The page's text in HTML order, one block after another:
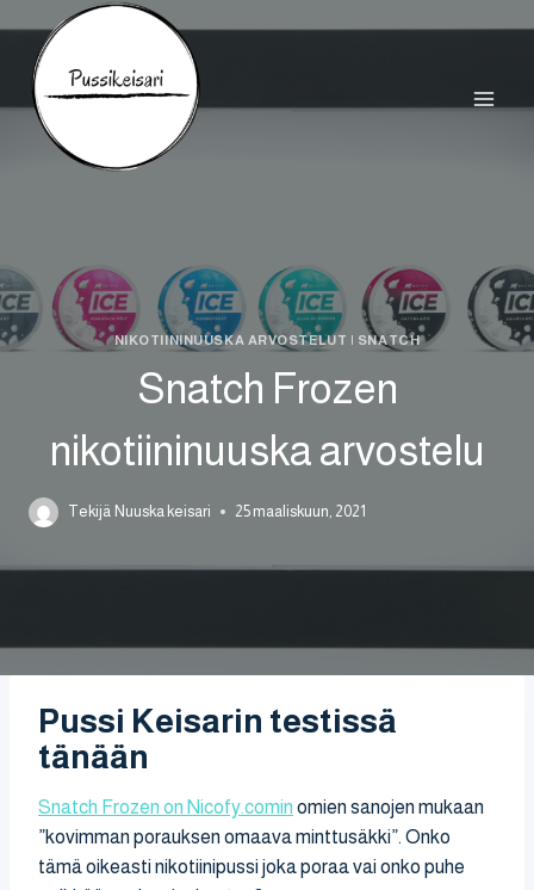
sisältöön
NIKOTIININUUSKA ARVOSTELUT SNATCH
Snatch Frozen
nikotiininuuska arvostelu
Tekijä Nuuska keisari 25 maaliskuun, 2021
Pussi Keisarin testissä
tänään
Snatch Frozen on Nicofy.comin omien sanojen mukaan
”kovimman porauksen omaava minttusäkki”. Onko
tämä oikeasti nikotiinipussi joka poraa vai onko puhe